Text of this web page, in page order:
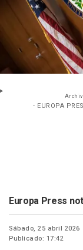
- EUROPA
Europa Press
Sábado, 25 abril 2026
Publicado: 17:42